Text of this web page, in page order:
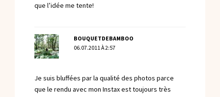
que l’idée me tente!
BOUQUETDEBAMBOO
06.07.2011 À 2:57
Je suis bluffées par la qualité des photos parce
que le rendu avec mon Instax est toujours très